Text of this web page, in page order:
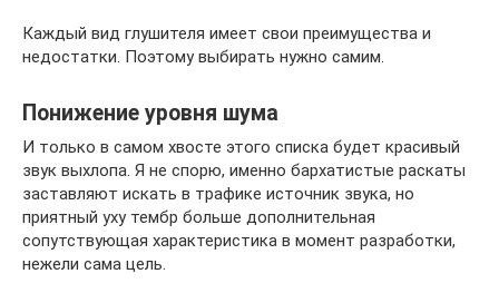
Каждый вид глушителя имеет свои преимущества и
недостатки. Поэтому выбирать нужно самим.
Понижение уровня шума
И только в самом хвосте этого списка будет красивый
звук выхлопа. Я не спорю, именно бархатистые раскаты
заставляют искать в трафике источник звука, но
приятный уху тембр больше дополнительная
сопутствующая характеристика в момент разработки,
нежели сама цель.